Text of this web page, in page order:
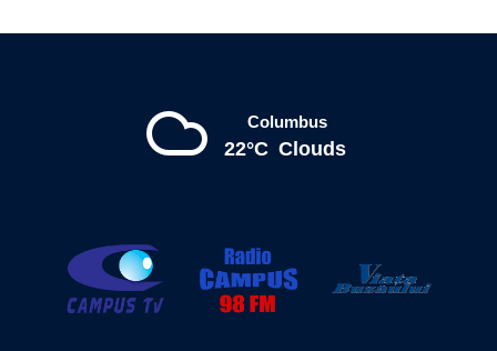
Columbus
22°C Clouds